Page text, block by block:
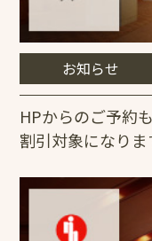
お知らせ
HPからのご予約
割引対象になりま